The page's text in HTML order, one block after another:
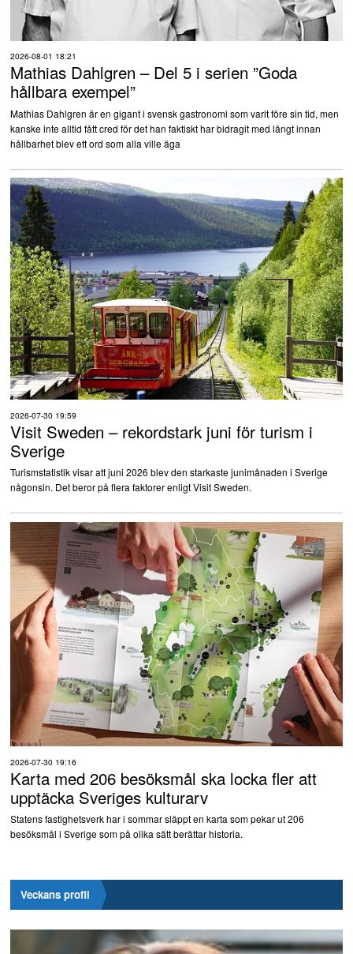
2026-08-01 18:21
Mathias Dahlgren – Del 5 i serien ”Goda
hållbara exempel”
Mathias Dahlgren är en gigant i svensk gastronomi som varit före sin tid, men
kanske inte alltid fått cred för det han faktiskt har bidragit med långt innan
hållbarhet blev ett ord som alla ville äga
2026-07-30 19:59
Visit Sweden – rekordstark juni för turism i
Sverige
Turismstatistik visar att juni 2026 blev den starkaste junimånaden i Sverige
någonsin. Det beror på flera faktorer enligt Visit Sweden.
2026-07-30 19:16
Karta med 206 besöksmål ska locka fler att
upptäcka Sveriges kulturarv
Statens fastighetsverk har i sommar släppt en karta som pekar ut 206
besöksmål i Sverige som på olika sätt berättar historia.
Veckans profil